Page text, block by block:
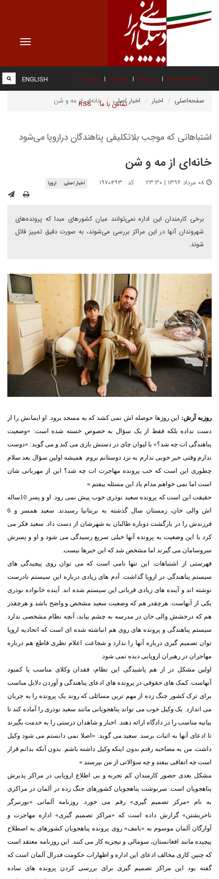
Toggle
صفحه نخست درباره ما عضویت پیوند ها
تماس با ما RSS
ENGLISH
صفحه‌اصلی اخبار اخبار اصلی خانه‌ای از مه و شن
اشتباهاتی که موجب بلاتکلیفی پناهندگان دراروپا می‌شود
خانه‌ای از مه و شن
کد : ۱۹۷۰۴۹۳ اخبار اصلی اروپا
برخی کارمندان این اداره نمی‌توانند میان کشورهای مبدا که پرونده‌های
شهروندان آنها در این مراکز بررسی می‌شوند، به صورت دقیق تمییز قائل
شوند.
روزبه آرش: این روزها حوصله اش نمی کشد که به مسجد برود. او ایمانش را از
دست نداده بلکه فقط از یک سؤال به خصوص خسته شده است: «وضعیت
پناهندگی ات چه شد؟» با لیوان چای در دستش بازی می کند و می گوید: «دوست
ندارم وقتی خبر خوبی ندارم به نزد دوستانم بروم. همیشه اولین سؤال بعد سلام
چطوری این است که خب پرونده مهاجرت ات چه شد؟ این از مهربانی شان
است اما نمی خواهم مدام یاد این مسئله بیفتم.»
حقیقت این است که پرونده سعید نوذری خوب پیش نمی رود. او و پسر 10ساله
اش والی خان، زمستان سال گذشته به بریتانیا رسیدند. سعید همسر و 6
فرزندش را در بازگشت دوباره طالبان به شهرشان از دست داد. سعید فکر می
کرد با این وضعیت به پرونده آنها خیلی سریع رسیدگی می شود و او و پسرش
سروسامان می گیرند اما مشخص شد که این خبرها نیست.
فهرستی از اشتباهات. این تنها نامی است که می توان روی پیچیدگی های
سیستم پناهندگی در اروپا گذاشت. آدم های زیادی درباره این سیستم نادرست
نوشته اند و آینده های زیادی قربانی این سیستم شده اند. آینده خانواده نوذری
یکی از آنهاست. هرچقدر هم که وضعیت سعید مشخص و واضح باشد و هرچقدر
هم که درخشش والی خان در مدرسه به چشم بیاید، آنچه نظام مشخصی ندارد
سیستم پناهندگی و پرونده های روی هم انباشته شده ای است که اتحادیه اروپا
توان تصمیم گیری درباره آنها را ندارد و شجاعت اعلام نظری قاطع هم درباره
مهاجران در رهبران اروپایی دیده نمی شود.
اولین مشکل در از هم پاشیدگی این نظام، فقدان وکلای مناسب یا کمبود
آنهاست. کمک های حقوقی در پرونده های ادعای پناهندگی و آوردن دلایل مناسب
برای ترک کشور جنگ زده از مهم ترین مسائلی که روند یک پرونده را به جریان
می اندازد. یک وکیل خوب می تواند پناهجویانی مانند سعید نوذری را آماده کند تا
بیانیه مناسب را در دادگاه ارائه دهند. اخبار و شاهدان درستی را به خدمت بگیرند
تا ادعای آنها به اثبات برسد. سعید می گوید: «اصلا نمی دانستم می شود وکیل
داشت. من به مصاحبه رفتم بدون اینکه وکیل داشته باشم. بدون آنکه بدانم قرار
است چه اتفاقی بیفتد و چه سؤالاتی از من بپرسند.»
مشکل بعدی حضور کارمندان کم تجربه و بی اطلاع اروپایی در مراکز پذیرش
پناهجویان است. سرنوشت پناهجویان کشورهای جنگ زده در آلمان در مراکزی
به نام «مرکز تصمیم گیری» رقم می خورد. روزنامه آلمانی «نورنبرگر
ناخریشتن» گزارش داده است که «مراکز تصمیم گیری» اداره مهاجرت و
آوارگان آلمان موسوم به «بامف» روی پرونده پناهجویان کشورهای به اصطلاح
پیچیده مانند افغانستان، سومالی و نیجریه کار می کنند. این روزنامه معتقد است
که چنین کاری مخالف ادعای این اداره و اظهارات حکومت فدرال آلمان است که
گفته بود این مراکز تصمیم گیری برای بررسی کردن پرونده های ساده